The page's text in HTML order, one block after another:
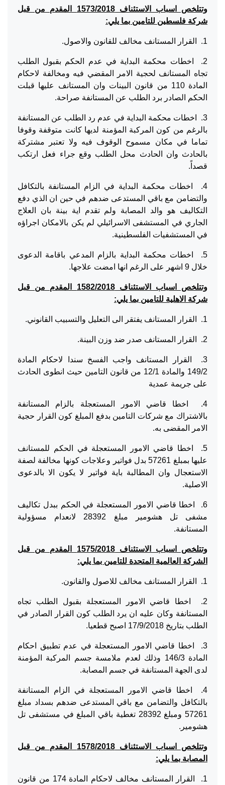
وتتلخص اسباب الاستئناف 1573/2018 المقدم من قبل
شركة فلسطين للتامين بما يلي:
1. القرار المستانف مخالف للقانون والاصول.
2. اخطات محكمة البداية في عدم الحكم بقبول الطلب
تجاه المستانف لحجية الامر المقضي فيه ومخالفة لاحكام
المادة 110 من قانون البينات وان المستانف عليها قبلت
الحكم الصادر برد الطلب عن المستانفة صراحة.
3. اخطات محكمة البداية في عدم رد الطلب عن المستانفة
بالرغم من كون المركبة المؤمنة لديها كانت متوقفة وقوفا
تماما في مكان مسموح الوقوف فيه ولا تعتبر مشتركة
بالحادث وان الحادث محل الطلب وقع جراء فعل ارتكب
قصداً.
4. اخطات محكمة البداية في الزام المستانفة بالتكافل
والتضامن مع باقي المستدعى ضدهم في حين ان الذي دفع
التكاليف هو والد المصابة ولم تقدم اية بينة بان العلاج
الجاري في المستشفى الاسرائيلي لم يكن بالامكان اجراؤه
في المستشفيات الفلسطينية.
5. اخطات محكمة البداية بالزام المدعي باقامة الدعوى
خلال 9 اشهر على الرغم انها امضت علاجها.
وتتلخص اسباب الاستئناف 1582/2018 المقدم من قبل
شركة الاهلية للتامين بما يلي:
1. القرار المستانف يفتقر الى التعليل والتسبيب القانوني.
2. القرار المستانف صدر ضد وزن البينة.
3. القرار المستانف واجب الفسخ سندا لاحكام المادة
149/2 والمادة 12/1 من قانون التامين حيث انطوى الحادث
على جريمة عمدية
4. اخطا قاضي الامور المستعجلة بالزام المستانفة
بالاشتراك مع شركات التامين بدفع المبلغ كون القرار حجية
الامر المقضى به.
5. اخطا قاضي الامور المستعجلة في الحكم للمستانف
عليها بمبلغ 57261 بدل فواتير وعلاجات كونها مخالفة لصفة
الاستعجال وان المطالبة باية فواتير لا يكون الا بالدعوى
الاصلية.
6. اخطا قاضي الامور المستعجلة في الحكم ببدل تكاليف
مشفى تل هشومير مبلغ 28392 لانعدام مسؤولية
المستانفة.
وتتلخص اسباب الاستئناف 1575/2018 المقدم من قبل
الشركة العالمية المتحدة للتامين بما يلي:
1. القرار المستانف مخالف للاصول والقانون.
2. اخطا قاضي الامور المستعجلة بقبول الطلب تجاه
المستانفة وكان عليه ان يرد الطلب كون القرار الصادر في
الطلب بتاريخ 17/9/2018 اصبح قطعيا.
3. اخطا قاضي الامور المستعجلة في عدم تطبيق احكام
المادة 146/3 وذلك لعدم ملامسة جسم المركبة المؤمنة
لدى الجهة المستانفة في جسم المصابة.
4. اخطا قاضي الامور المستعجلة في الزام المستانفة
بالتكافل والتضامن مع باقي المستدعى ضدهم بسداد مبلغ
57261 ومبلغ 28392 تغطية باقي المبلغ في مستشفى تل
هشومير.
وتتلخص اسباب الاستئناف 1578/2018 المقدم من قبل
المصابة بما يلي:
1. القرار المستانف مخالف لاحكام المادة 174 من قانون